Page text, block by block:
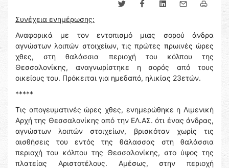
Συνέχεια ενημέρωσης:
Αναφορικά με τον εντοπισμό μιας σορού άνδρα
αγνώστων λοιπών στοιχείων, τις πρώτες πρωινές ώρες
χθες, στη θαλάσσια περιοχή του κόλπου της
Θεσσαλονίκης, αναγνωρίστηκε η σορός από τους
οικείους του. Πρόκειται για ημεδαπό, ηλικίας 23ετών.
*****
Τις απογευματινές ώρες χθες, ενημερώθηκε η Λιμενική
Αρχή της Θεσσαλονίκης από την ΕΛ.ΑΣ. ότι ένας άνδρας,
αγνώστων λοιπών στοιχείων, βρισκόταν χωρίς τις
αισθήσεις του εντός της θάλασσας στη θαλάσσια
περιοχή του κόλπου της Θεσσαλονίκης, στο ύψος της
πλατείας Αριστοτέλους. Αμέσως, στην περιοχή